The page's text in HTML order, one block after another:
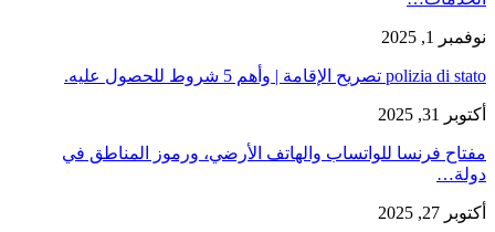
نوفمبر 1, 2025
polizia di stato تصريح الإقامة | وأهم 5 شروط للحصول عليه.
أكتوبر 31, 2025
مفتاح فرنسا للواتساب والهاتف الأرضي، ورموز المناطق في
دولة…
أكتوبر 27, 2025